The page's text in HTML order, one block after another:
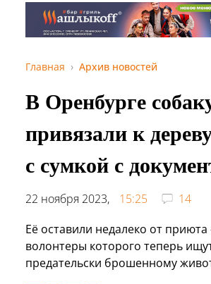
Главная Архив новостей
В Оренбурге
привязали к
с сумкой с
22 ноября 2023, 15:25
14
Её оставили недалеко от
волонтеры которого теперь
предательски брошенному